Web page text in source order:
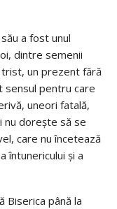
a fost unul
dintre semenii
un prezent fără
sensul pentru care
uneori fatală,
nu dorește să se
care nu încetează
întunericului și a
Biserica până la